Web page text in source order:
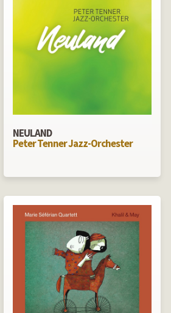
NEULAND
Peter Tenner Jazz-Orchester